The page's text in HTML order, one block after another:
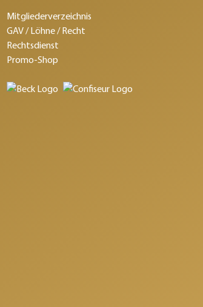
Mitgliederverzeichnis
GAV / Löhne / Recht
Rechtsdienst
Promo-Shop